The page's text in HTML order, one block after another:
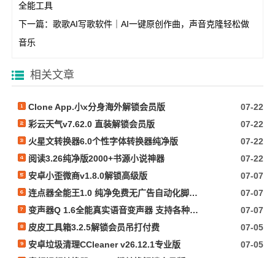
全能工具
下一篇： 歌歌AI写歌软件｜AI一键原创作曲，声音克隆轻松做
音乐
相关文章
Clone App.小x分身海外解锁会员版
07-22
彩云天气v7.62.0 直装解锁会员版
07-22
火星文转换器6.0个性字体转换器纯净版
07-22
阅读3.26纯净版2000+书源小说神器
07-22
安卓小歪微商v1.8.0解锁高级版
07-07
连点器全能王1.0 纯净免费无广告自动化脚本抢票等
07-07
变声器Q 1.6全能真实语音变声器 支持各种软件游戏
07-07
皮皮工具箱3.2.5解锁会员吊打付费
07-05
安卓垃圾清理CCleaner v26.12.1专业版
07-05